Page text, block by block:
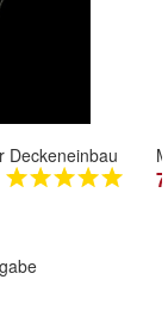
Deckeneinbau